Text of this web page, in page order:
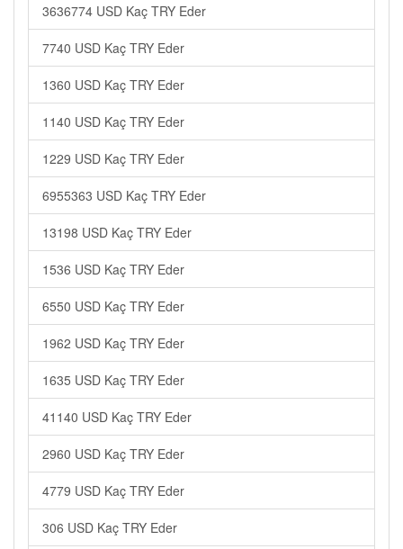
3636774 USD Kaç TRY Eder
7740 USD Kaç TRY Eder
1360 USD Kaç TRY Eder
1140 USD Kaç TRY Eder
1229 USD Kaç TRY Eder
6955363 USD Kaç TRY Eder
13198 USD Kaç TRY Eder
1536 USD Kaç TRY Eder
6550 USD Kaç TRY Eder
1962 USD Kaç TRY Eder
1635 USD Kaç TRY Eder
41140 USD Kaç TRY Eder
2960 USD Kaç TRY Eder
4779 USD Kaç TRY Eder
306 USD Kaç TRY Eder